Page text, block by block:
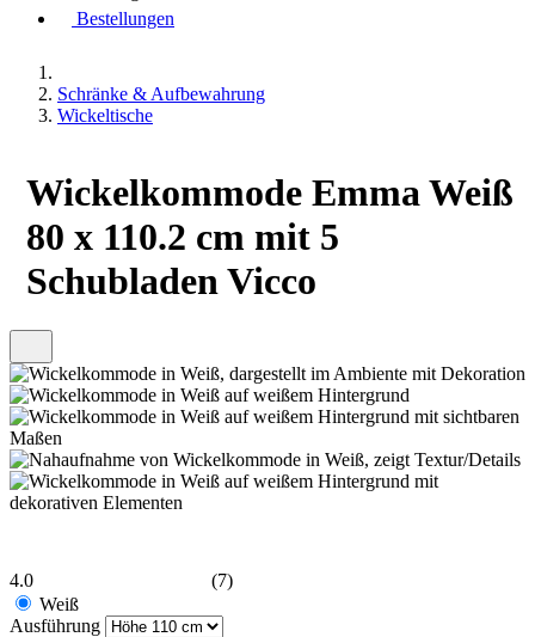
Bestellungen
Schränke & Aufbewahrung
Wickeltische
Wickelkommode Emma Weiß
80 x 110.2 cm mit 5
Schubladen Vicco
4.0
(7)
Weiß
Ausführung